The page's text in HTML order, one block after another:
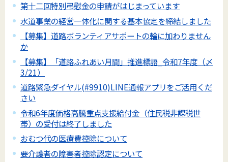
第十二回特別弔慰金の申請がはじまっています
水道事業の経営一体化に関する基本協定を締結しました
【募集】道路ボランティアサポートの輪に加わりません
か
【募集】「道路ふれあい月間」推進標語_令和7年度（〆
3/21）
道路緊急ダイヤル(#9910)LINE通報アプリをご活用くだ
さい
令和6年度価格高騰重点支援給付金（住民税非課税世
帯）の受付は終了しました
おむつ代の医療費控除について
要介護者の障害者控除認定について